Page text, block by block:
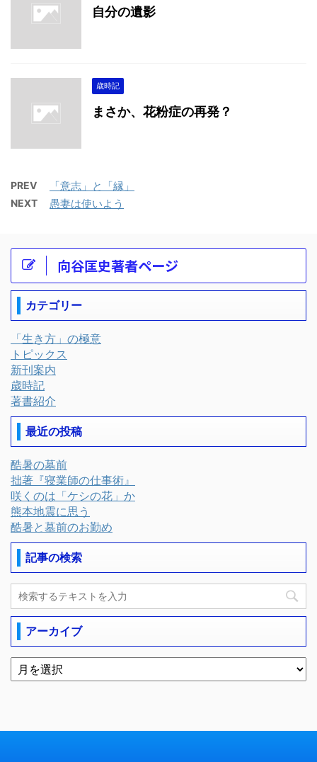
自分の遺影
歳時記
まさか、花粉症の再発？
PREV 「意志」と「縁」
NEXT 愚妻は使いよう
向谷匡史著者ページ
カテゴリー
「生き方」の極意
トピックス
新刊案内
歳時記
著書紹介
最近の投稿
酷暑の墓前
拙著『寝業師の仕事術』
咲くのは「ケシの花」か
熊本地震に思う
酷暑と墓前のお勤め
記事の検索
アーカイブ